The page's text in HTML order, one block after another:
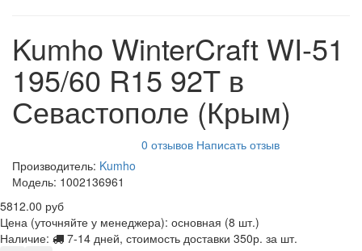
Kumho WinterCraft WI-51
195/60 R15 92T в
Севастополе (Крым)
0 отзывов Написать отзыв
Производитель: Kumho
Модель: 1002136961
5812.00 руб
Цена (уточняйте у менеджера): основная (8 шт.)
Наличие:
7-14 дней, стоимость доставки 350р. за шт.